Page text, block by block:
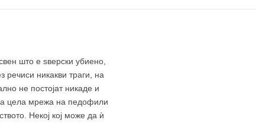
што е ѕверски убиено,
речиси никакви траги, на
не постојат никаде и
цела мрежа на педофили
Некој кој може да ѝ